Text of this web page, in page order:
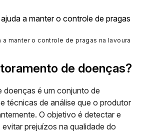
a manter o controle de pragas na lavoura
de doenças?
doenças é um conjunto de
técnicas de análise que o produtor
O objetivo é detectar e
prejuízos na qualidade do